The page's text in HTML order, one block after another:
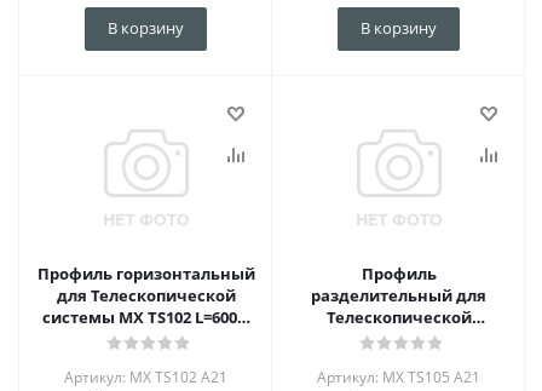
В корзину В корзину
Профиль горизонтальный
для Телескопической
системы MX TS102 L=6000,
Латунь А21
Артикул: MX TS102 A21
Профиль
разделительный для
Телескопической
системы MX TS105 L=6000,
Артикул: MX TS105 A21